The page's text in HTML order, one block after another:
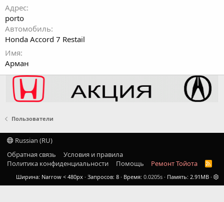
Адрес
porto
Автомобиль
Honda Accord 7 Restail
Имя
Арман
Пользователи
Russian (RU)
Обратная связь
Условия и правила
Политика конфиденциальности
Помощь Ремонт Тойота
R
S
S
Ширина Запросов 8 Время 0.0205s Память 2.91MB